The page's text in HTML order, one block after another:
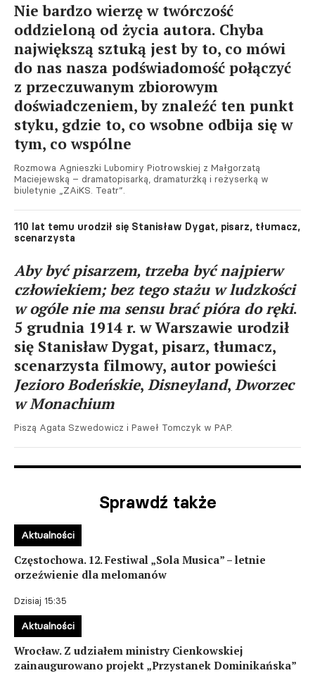
Nie bardzo wierzę w twórczość
oddzieloną od życia autora. Chyba
największą sztuką jest by to, co mówi
do nas nasza podświadomość połączyć
z przeczuwanym zbiorowym
doświadczeniem, by znaleźć ten punkt
styku, gdzie to, co wsobne odbija się w
tym, co wspólne
Rozmowa Agnieszki Lubomiry Piotrowskiej z Małgorzatą
Maciejewską – dramatopisarką, dramaturżką i reżyserką w
biuletynie „ZAiKS. Teatr”.
110 lat temu urodził się Stanisław Dygat, pisarz, tłumacz,
scenarzysta
Aby być pisarzem, trzeba być najpierw
człowiekiem; bez tego stażu w ludzkości
w ogóle nie ma sensu brać pióra do ręki.
5 grudnia 1914 r. w Warszawie urodził
się Stanisław Dygat, pisarz, tłumacz,
scenarzysta filmowy, autor powieści
Jezioro Bodeńskie, Disneyland, Dworzec
w Monachium
Piszą Agata Szwedowicz i Paweł Tomczyk w PAP.
Sprawdź także
Częstochowa. 12. Festiwal „Sola Musica” – letnie
orzeźwienie dla melomanów
Dzisiaj 15:35
Aktualności
Wrocław. Z udziałem ministry Cienkowskiej
zainaugurowano projekt „Przystanek Dominikańska”
Aktualności